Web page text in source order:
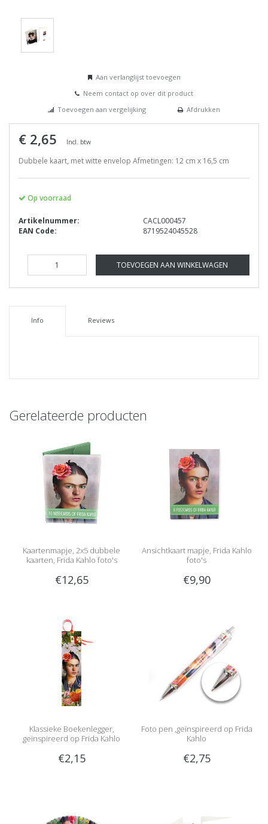
Aan verlanglijst toevoegen
Neem contact op over dit product
Toevoegen aan vergelijking
Afdrukken
€ 2,65 Incl. btw
Dubbele kaart, met witte envelop Afmetingen: 12 cm x 16,5 cm
Op voorraad
Artikelnummer:
CACL000457
EAN Code:
8719524045528
TOEVOEGEN AAN WINKELWAGEN
Info Reviews
Gerelateerde producten
Kaartenmapje, 2x5 dubbele
kaarten, Frida Kahlo foto's
€12,65
Ansichtkaart mapje, Frida Kahlo
foto's
€9,90
Klassieke Boekenlegger,
geïnspireerd op Frida Kahlo
€2,15
Foto pen ,geïnspireerd op Frida
Kahlo
€2,75